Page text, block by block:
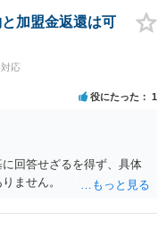
加盟金返還は可
応
役にたった 1
回答せざるを得ず、具体
ません。